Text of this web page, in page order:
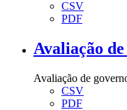
CSV
PDF
Avaliação
Avaliação de
CSV
PDF